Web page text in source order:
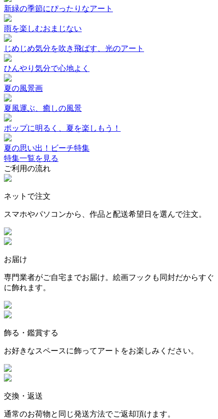
新緑の季節にぴったりなアート
雨を楽しむおまじない
じめじめ気分を吹き飛ばす、光のアート
ひんやり気分で心地よく
夏の風景画
夏風運ぶ、癒しの風景
ポップに明るく、夏を楽しもう！
夏の思い出！ビーチ特集
特集一覧を見る
ご利用の流れ
ネットで注文
スマホやパソコンから、作品と配送希望日を選んで注文。
お届け
専門業者がご自宅までお届け。絵画フックも同封だからすぐ
に飾れます。
飾る・鑑賞する
お好きなスペースに飾ってアートをお楽しみください。
交換・返送
通常のお荷物と同じ発送方法でご返却頂けます。